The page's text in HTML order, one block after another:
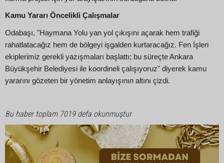
Kamu Yararı Öncelikli Çalışmalar
Odabaşı, "Haymana Yolu yan yol çıkışını açarak hem trafiği
rahatlatacağız hem de bölgeyi işgalden kurtaracağız. Fen İşleri
ekiplerimiz gerekli yazışmaları başlattı; bu süreçte Ankara
Büyükşehir Belediyesi ile koordineli çalışıyoruz" diyerek kamu
yararını gözeten bir yönetim anlayışının altını çizdi.
Bu haber toplam 7019 defa okunmuştur